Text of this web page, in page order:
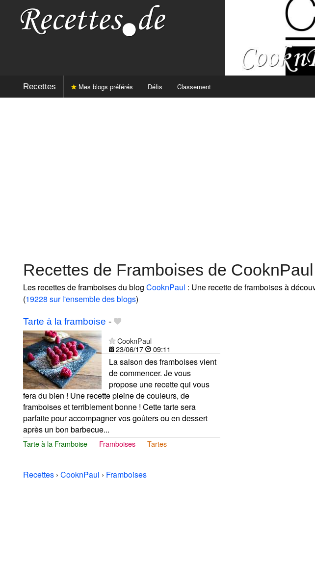
Recettes Mes blogs préférés Défis Classement
Recettes de Framboises de CooknPaul
Les recettes de framboises du blog CooknPaul : Une recette de framboises à
(19228 sur l'ensemble des blogs)
Tarte à la framboise -
CooknPaul
23/06/17
09:11
La saison des framboises vient
de commencer. Je vous
propose une recette qui vous
fera du bien ! Une recette pleine de couleurs, de
framboises et terriblement bonne ! Cette tarte sera
parfaite pour accompagner vos goûters ou en dessert
après un bon barbecue...
Tarte à la Framboise Framboises Tartes
Recettes › CooknPaul › Framboises